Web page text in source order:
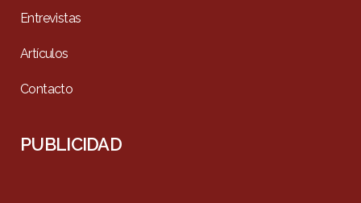
Entrevistas
Artículos
Contacto
PUBLICIDAD